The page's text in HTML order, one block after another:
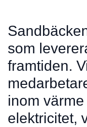
som
framtiden.
inom
elektricitet,